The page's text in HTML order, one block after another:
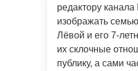
редактору
изображать
Лёвой и его 7-
их склочные
публику, а сами